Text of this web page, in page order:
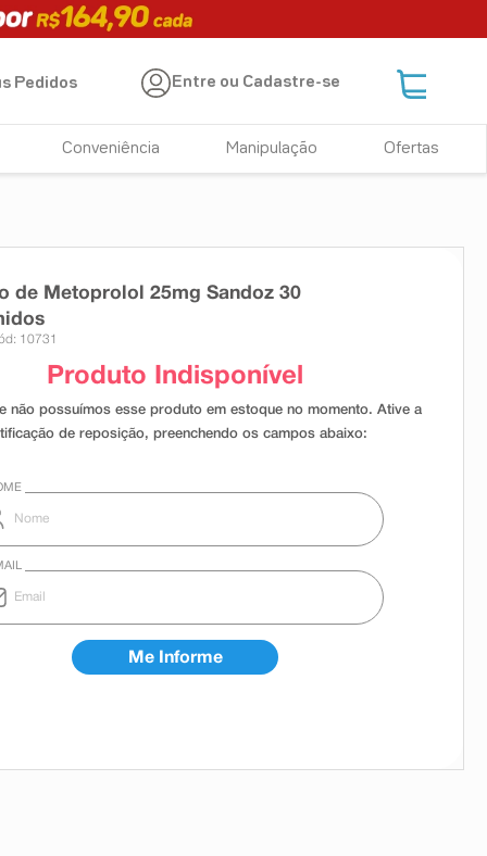
Pedidos Entre ou Cadastre-se
Conveniência Manipulação Ofertas
de Metoprolol 25mg Sandoz 30
10731